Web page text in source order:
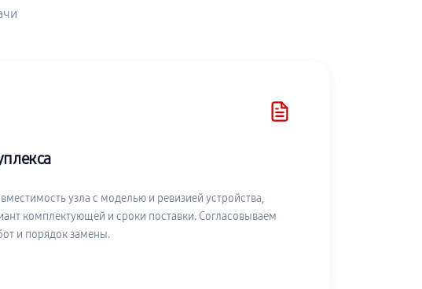
узла с моделью и ревизией устройства,
комплектующей и сроки поставки. Согласовываем
и порядок замены.